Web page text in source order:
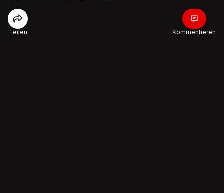
Teilen Kommentieren